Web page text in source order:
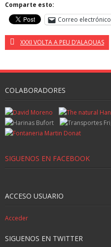
Comparte esto:
Correo electrónico
XXXI VOLTA A PEU D’ALAQUAS
COLABORADORES
SIGUENOS EN FACEBOOK
ACCESO USUARIO
Acceder
SIGUENOS EN TWITTER